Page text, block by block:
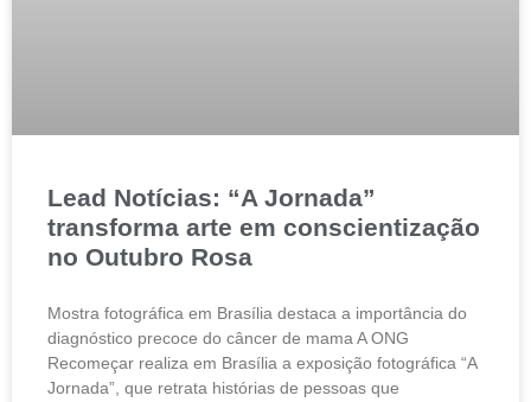
Lead Notícias: “A Jornada”
transforma arte em conscientização
no Outubro Rosa
Mostra fotográfica em Brasília destaca a importância do
diagnóstico precoce do câncer de mama A ONG
Recomeçar realiza em Brasília a exposição fotográfica “A
Jornada”, que retrata histórias de pessoas que